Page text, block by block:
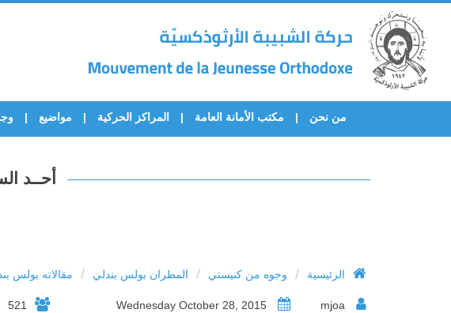
من نحن مكتب الأمانة العامة المراكز الحركية مواضيع
أحــد
الرئيسية / وجوه من كنيستي / المطران بولس بندلي / مقالاته بولس
521